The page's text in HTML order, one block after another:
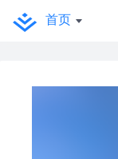
首页